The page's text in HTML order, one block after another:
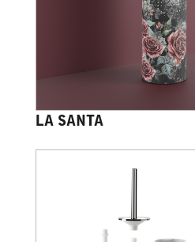
LA SANTA